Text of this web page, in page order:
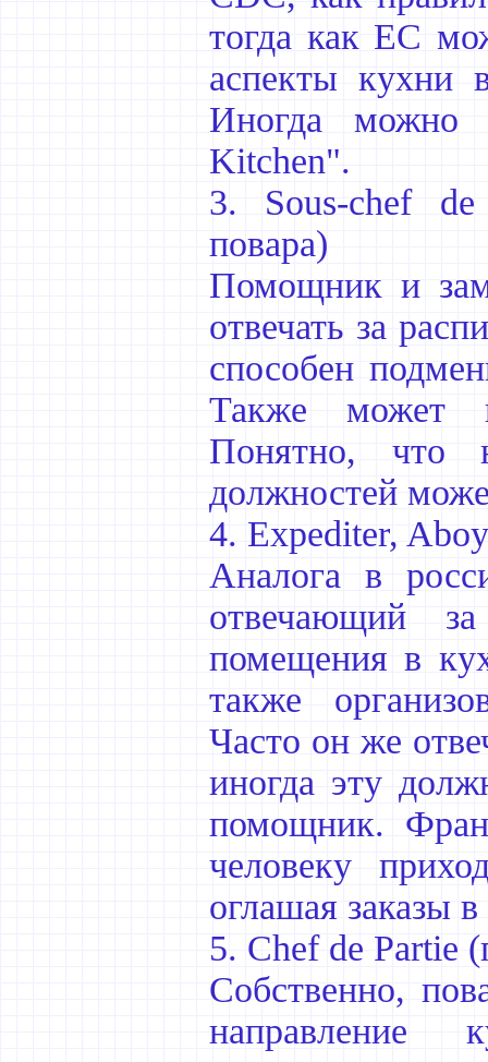
тогда как EC
аспекты кухни
Иногда можно
Kitchen".
3. Sous-chef
повара)
Помощник и
отвечать за
способен
Также может
Понятно, что
должностей
4. Expediter,
Аналога в
отвечающий
помещения в
также
Часто он же
иногда эту
помощник.
человеку
оглашая заказы
5. Chef de Partie
Собственно,
направление